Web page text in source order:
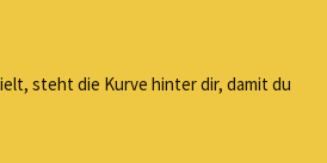
steht die Kurve hinter dir, damit du